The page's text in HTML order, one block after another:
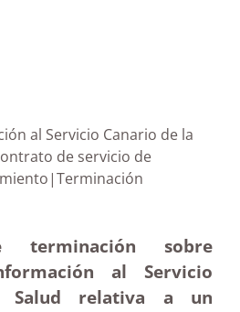
al Servicio Canario de la
de servicio de
terminación sobre
al Servicio
Salud relativa a un